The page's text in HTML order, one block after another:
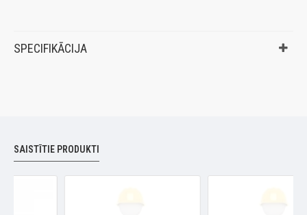
SPECIFIKĀCIJA
SAISTĪTIE PRODUKTI